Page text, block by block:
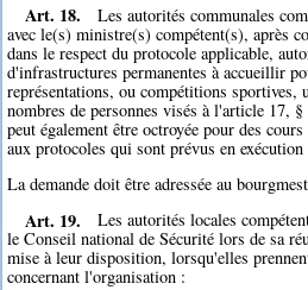
Art. 18.
Les autorités communales
avec le(s) ministre(s) compétent(s), après
dans le respect du protocole applicable,
d'infrastructures permanentes à accueillir
représentations, ou compétitions sportives,
nombres de personnes visés à l'article 17,
peut également être octroyée pour des
aux protocoles qui sont prévus en
La demande doit être adressée au
Art. 19.
Les autorités locales
le Conseil national de Sécurité lors de sa
mise à leur disposition, lorsqu'elles
concernant l'organisation :